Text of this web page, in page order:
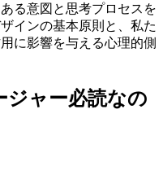
る意図と思考プロセスを
インの基本原則と、私た
に影響を与える心理的側
ャー必読なの